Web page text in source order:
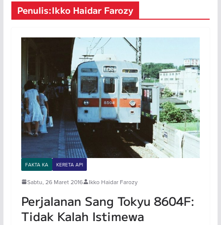
Penulis:Ikko Haidar Farozy
FAKTA KA KERETA API
Sabtu, 26 Maret 2016 Ikko Haidar Farozy
Perjalanan Sang Tokyu 8604F:
Tidak Kalah Istimewa